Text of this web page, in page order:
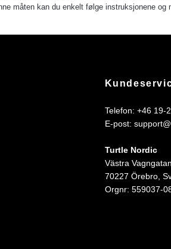
måten kan du enkelt følge instruksjonene
Telefon: +46 19-
E-post:
Turtle Nordic
Västra
70227 Örebro,
Orgnr: 559037-